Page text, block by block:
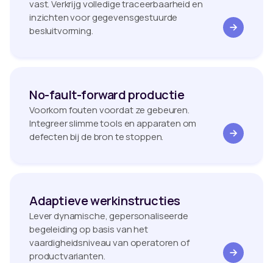
vast. Verkrijg volledige traceerbaarheid en
inzichten voor gegevensgestuurde
besluitvorming.
No-fault-forward productie
Voorkom fouten voordat ze gebeuren.
Integreer slimme tools en apparaten om
defecten bij de bron te stoppen.
Adaptieve werkinstructies
Lever dynamische, gepersonaliseerde
begeleiding op basis van het
vaardigheidsniveau van operatoren of
productvarianten.